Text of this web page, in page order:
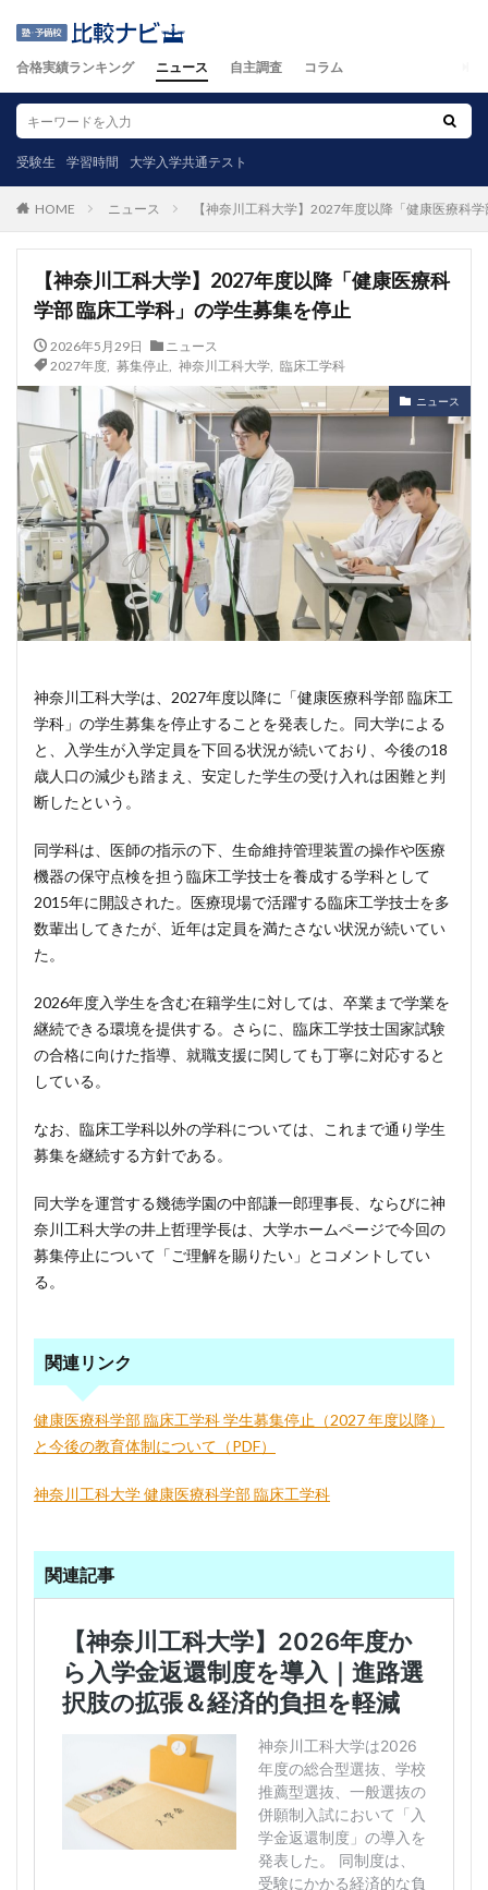
合格実績ランキング ニュース 自主調査 コラム
受験生 学習時間 大学入学共通テスト
HOME ニュース 【神奈川工科大学】2027年度以降「健康医療科
【神奈川工科大学】2027年度以降「健康医療科
学部 臨床工学科」の学生募集を停止
2026年5月29日
ニュース
2027年度, 募集停止 神奈川工科大学, 臨床工学科
ニュース
神奈川工科大学は、2027年度以降に「健康医療科学部 臨床工
学科」の学生募集を停止することを発表した。同大学による
と、入学生が入学定員を下回る状況が続いており、今後の18
歳人口の減少も踏まえ、安定した学生の受け入れは困難と判
断したという。
同学科は、医師の指示の下、生命維持管理装置の操作や医療
機器の保守点検を担う臨床工学技士を養成する学科として
2015年に開設された。医療現場で活躍する臨床工学技士を多
数輩出してきたが、近年は定員を満たさない状況が続いてい
た。
2026年度入学生を含む在籍学生に対しては、卒業まで学業を
継続できる環境を提供する。さらに、臨床工学技士国家試験
の合格に向けた指導、就職支援に関しても丁寧に対応すると
している。
なお、臨床工学科以外の学科については、これまで通り学生
募集を継続する方針である。
同大学を運営する幾徳学園の中部謙一郎理事長、ならびに神
奈川工科大学の井上哲理学長は、大学ホームページで今回の
募集停止について「ご理解を賜りたい」とコメントしてい
る。
関連リンク
健康医療科学部 臨床工学科 学生募集停止（2027 年度以降）
と今後の教育体制について（PDF）
神奈川工科大学 健康医療科学部 臨床工学科
関連記事